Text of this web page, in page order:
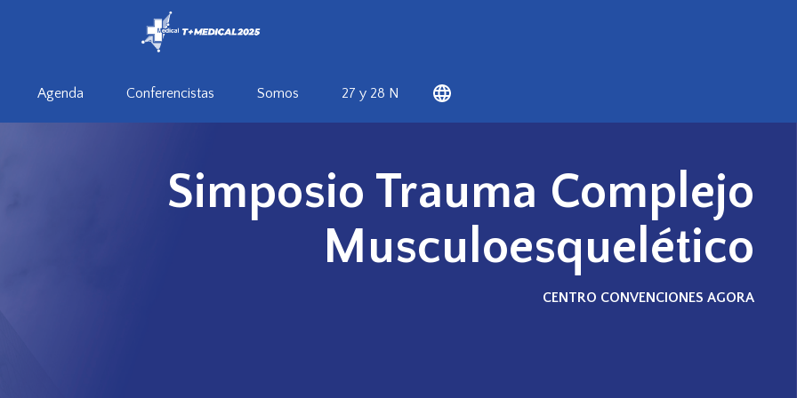
Agenda Conferencistas Somos 27 y 28 N
Simposio Trauma Complejo
Musculoesquelético
CENTRO CONVENCIONES AGORA